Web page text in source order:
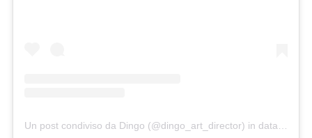
Un post condiviso da Dingo (@dingo_art_director) in data: